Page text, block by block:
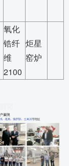
氧化
锆纤
维
2100
炬星
窑炉